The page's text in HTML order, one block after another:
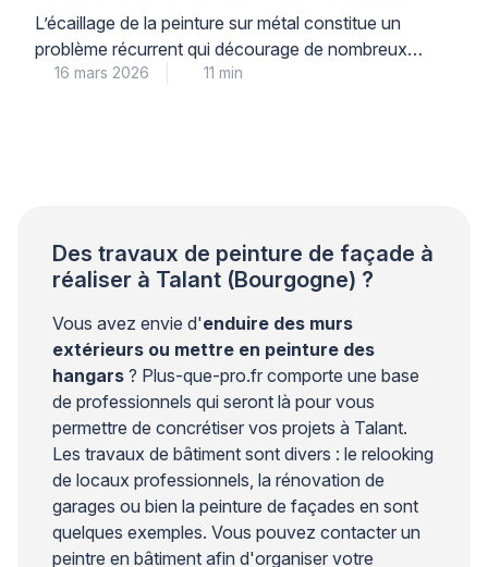
L’écaillage de la peinture sur métal constitue un
problème récurrent qui décourage de nombreux
propriétaires. Ce phénomène trouve son origine dans
16 mars 2026 11 min
Des travaux de peinture de façade à
réaliser à Talant (Bourgogne) ?
Vous avez envie d'enduire des murs
extérieurs ou mettre en peinture des
hangars ? Plus-que-pro.fr comporte une base
de professionnels qui seront là pour vous
permettre de concrétiser vos projets à Talant.
Les travaux de bâtiment sont divers : le relooking
de locaux professionnels, la rénovation de
garages ou bien la peinture de façades en sont
quelques exemples. Vous pouvez contacter un
peintre en bâtiment afin d'organiser votre